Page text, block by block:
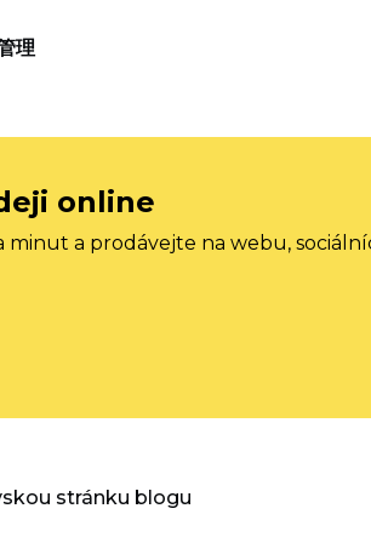
理
online
a prodávejte na webu,
stránku blogu